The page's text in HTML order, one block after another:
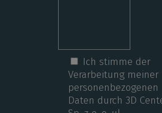
Ich stimme der
Verarbeitung meiner
personenbezogenen
Daten durch 3D